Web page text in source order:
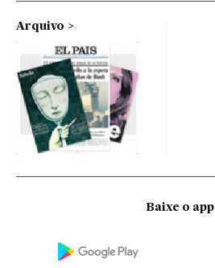
Arquivo
Baixe o app